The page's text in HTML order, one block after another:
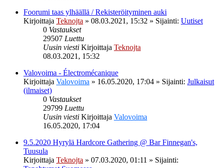
Foorumi taas ylhäällä / Rekisteröityminen auki
Kirjoittaja Teknojta » 08.03.2021, 15:32 » Sijainti: Uutiset
0 Vastaukset
29507 Luettu
Uusin viesti Kirjoittaja Teknojta
08.03.2021, 15:32
Valovoima - Électromécanique
Kirjoittaja Valovoima » 16.05.2020, 17:04 » Sijainti: Julkaisut
(ilmaiset)
0 Vastaukset
29799 Luettu
Uusin viesti Kirjoittaja Valovoima
16.05.2020, 17:04
9.5.2020 Hyrylä Hardcore Gathering @ Bar Finnegan's,
Tuusula
Kirjoittaja Teknojta » 07.03.2020, 01:11 » Sijainti: